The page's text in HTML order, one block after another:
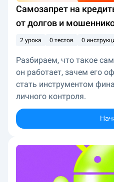
Самозапрет на
от долгов и
2 урока 0 тестов 0
Разбираем, что такое
он работает, зачем его
стать инструментом
личного контроля.